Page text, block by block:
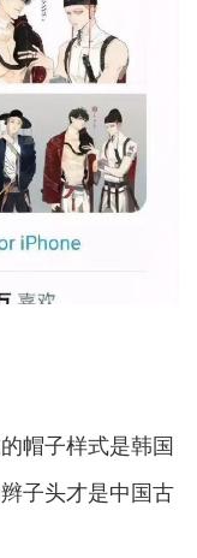
帽子样式是韩国
子头才是中国古